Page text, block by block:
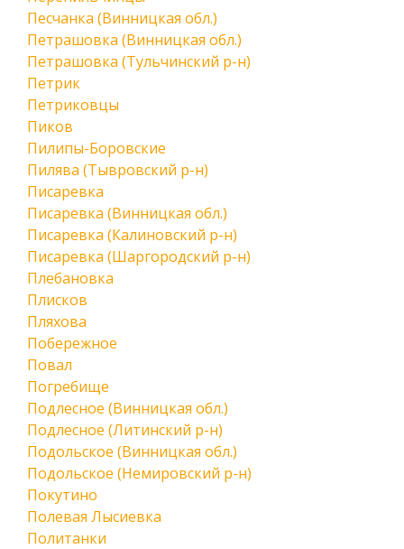
Песчанка (Винницкая обл.)
Петрашовка (Винницкая обл.)
Петрашовка (Тульчинский р-н)
Петрик
Петриковцы
Пиков
Пилипы-Боровские
Пилява (Тывровский р-н)
Писаревка
Писаревка (Винницкая обл.)
Писаревка (Калиновский р-н)
Писаревка (Шаргородский р-н)
Плебановка
Плисков
Пляхова
Побережное
Повал
Погребище
Подлесное (Винницкая обл.)
Подлесное (Литинский р-н)
Подольское (Винницкая обл.)
Подольское (Немировский р-н)
Покутино
Полевая Лысиевка
Политанки